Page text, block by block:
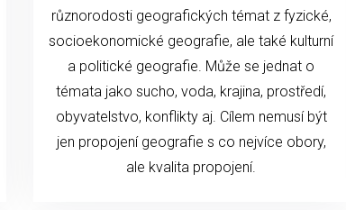
různorodosti geografických témat z fyzické,
socioekonomické geografie, ale také kulturní
a politické geografie. Může se jednat o
témata jako sucho, voda, krajina, prostředí,
obyvatelstvo, konflikty aj. Cílem nemusí být
jen propojení geografie s co nejvíce obory,
ale kvalita propojení.